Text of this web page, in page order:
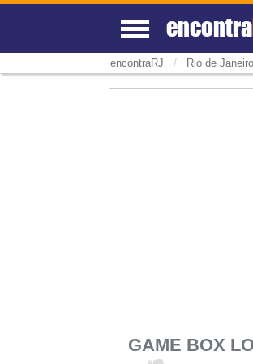
encontra
encontraRJ / Rio de Janeiro
GAME BOX